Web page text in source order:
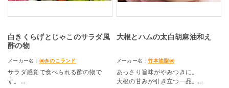
白きくらげとじゃこのサラダ風
酢の物
メーカー名： ㈱きのこランド
サラダ感覚で食べられる酢の物で
す。
大根とハムの太白胡麻油和え
メーカー名：竹本油脂㈱
あっさり旨味がやみつきに。
大根の甘みが引き立つ一品。